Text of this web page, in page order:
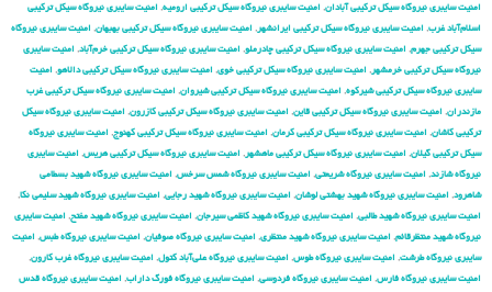
امنیت سایبری نیروگاه سیکل ترکیبی آبادان, امنیت سایبری نیروگاه سیکل ترکیبی ارومیه, امنیت سایبری نیروگاه سیکل ترکیبی
اسلام‌آباد غرب, امنیت سایبری نیروگاه سیکل ترکیبی ایرانشهر , امنیت سایبری نیروگاه سیکل ترکیبی بهبهان, امنیت سایبری نیروگاه
سیکل ترکیبی جهرم, امنیت سایبری نیروگاه سیکل ترکیبی چادرملو, امنیت سایبری نیروگاه سیکل ترکیبی خرم‌آباد, امنیت سایبری
نیروگاه سیکل ترکیبی خرمشهر , امنیت سایبری نیروگاه سیکل ترکیبی خوی, امنیت سایبری نیروگاه سیکل ترکیبی دالاهو, امنیت
سایبری نیروگاه سیکل ترکیبی شیرکوه, امنیت سایبری نیروگاه سیکل ترکیبی شیروان, امنیت سایبری نیروگاه سیکل ترکیبی غرب
مازندران, امنیت سایبری نیروگاه سیکل ترکیبی قاین, امنیت سایبری نیروگاه سیکل ترکیبی کازرون, امنیت سایبری نیروگاه سیکل
ترکیبی کاشان, امنیت سایبری نیروگاه سیکل ترکیبی کرمان, امنیت سایبری نیروگاه سیکل ترکیبی کهنوج, امنیت سایبری نیروگاه
سیکل ترکیبی گیلان, امنیت سایبری نیروگاه سیکل ترکیبی ماهشهر , امنیت سایبری نیروگاه سیکل ترکیبی هریس, امنیت سایبری
نیروگاه شازند, امنیت سایبری نیروگاه شریعتی, امنیت سایبری نیروگاه شمس سرخس, امنیت سایبری نیروگاه شهید بسطامی
شاهرود, امنیت سایبری نیروگاه شهید بهشتی لوشان, امنیت سایبری نیروگاه شهید رجایی, امنیت سایبری نیروگاه شهید سلیمی نکا,
امنیت سایبری نیروگاه شهید طالبی, امنیت سایبری نیروگاه شهید کاظمی سیرجان, امنیت سایبری نیروگاه شهید مفتح, امنیت سایبری
نیروگاه شهید منتظرقائم, امنیت سایبری نیروگاه شهید منتظری, امنیت سایبری نیروگاه صوفیان, امنیت سایبری نیروگاه طبس, امنیت
سایبری نیروگاه طرشت, امنیت سایبری نیروگاه طوس, امنیت سایبری نیروگاه علی‌آباد کتول, امنیت سایبری نیروگاه غرب کارون,
امنیت سایبری نیروگاه فارس, امنیت سایبری نیروگاه فردوسی, امنیت سایبری نیروگاه فورگ داراب, امنیت سایبری نیروگاه قدس